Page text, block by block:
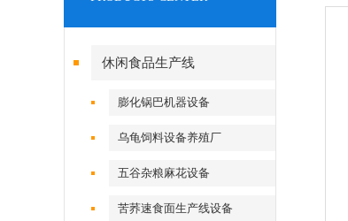
休闲食品生产线
膨化锅巴机器设备
乌龟饲料设备养殖厂
五谷杂粮麻花设备
苦荞速食面生产线设备